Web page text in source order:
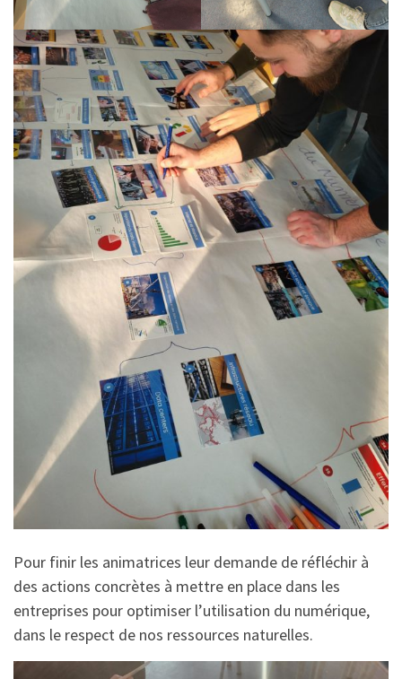
Pour finir les animatrices leur demande de réfléchir à
des actions concrètes à mettre en place dans les
entreprises pour optimiser l’utilisation du numérique,
dans le respect de nos ressources naturelles.